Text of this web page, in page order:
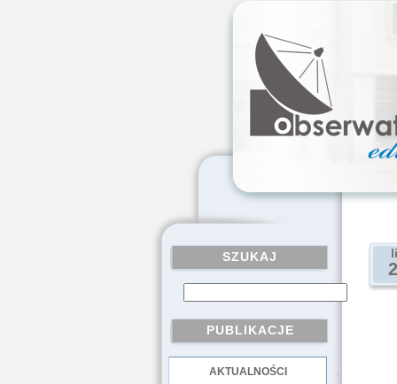
SZUKAJ
PUBLIKACJE
AKTUALNOŚCI